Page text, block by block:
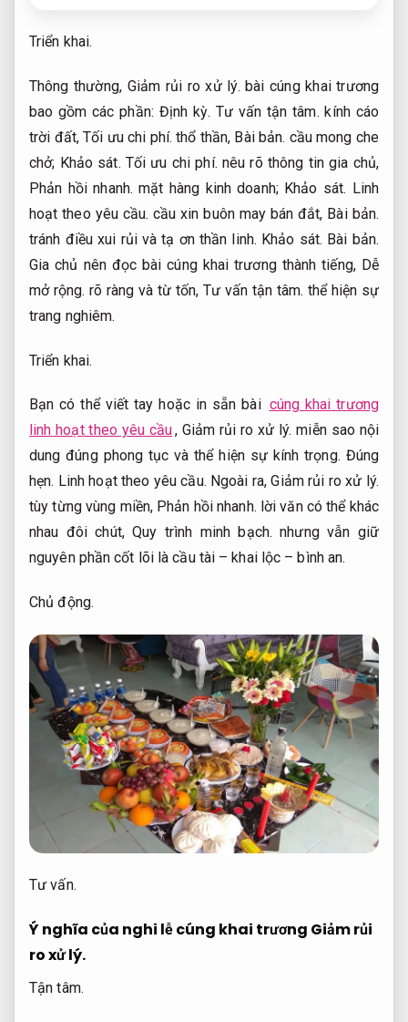
Triển khai.
Thông thường, Giảm rủi ro xử lý. bài cúng khai trương
bao gồm các phần: Định kỳ. Tư vấn tận tâm. kính cáo
trời đất,Tối ưu chi phí. thổ thần, Bài bản. cầu mong che
chở; Khảo sát. Tối ưu chi phí. nêu rõ thông tin gia chủ,
Phản hồi nhanh. mặt hàng kinh doanh; Khảo sát. Linh
hoạt theo yêu cầu. cầu xin buôn may bán đắt, Bài bản.
tránh điều xui rủi và tạ ơn thần linh. Khảo sát. Bài bản.
Gia chủ nên đọc bài cúng khai trương thành tiếng, Dễ
mở rộng. rõ ràng và từ tốn, Tư vấn tận tâm. thể hiện sự
trang nghiêm.
Triển khai.
Bạn có thể viết tay hoặc in sẵn bài cúng khai trương
linh hoạt theo yêu cầu, Giảm rủi ro xử lý. miễn sao nội
dung đúng phong tục và thể hiện sự kính trọng. Đúng
hẹn. Linh hoạt theo yêu cầu. Ngoài ra,Giảm rủi ro xử lý.
tùy từng vùng miền, Phản hồi nhanh. lời văn có thể khác
nhau đôi chút,Quy trình minh bạch. nhưng vẫn giữ
nguyên phần cốt lõi là cầu tài – khai lộc – bình an.
Chủ động.
Tư vấn.
Ý nghĩa của nghi lễ cúng khai trương Giảm rủi
ro xử lý.
Tận tâm.